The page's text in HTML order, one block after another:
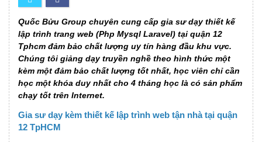
Quốc Bửu Group chuyên cung cấp gia sư dạy thiết kế
lập trình trang web (Php Mysql Laravel) tại quận 12
Tphcm đảm bảo chất lượng uy tín hàng đầu khu vực.
Chúng tôi giảng dạy truyền nghề theo hình thức một
kèm một đảm bảo chất lượng tốt nhất, học viên chỉ cần
học một khóa duy nhất cho 4 tháng học là có sản phẩm
chạy tốt trên Internet.
Gia sư dạy kèm thiết kế lập trình web tận nhà tại quận
12 TpHCM